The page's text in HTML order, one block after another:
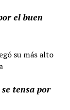
el buen
su más alto
tensa por